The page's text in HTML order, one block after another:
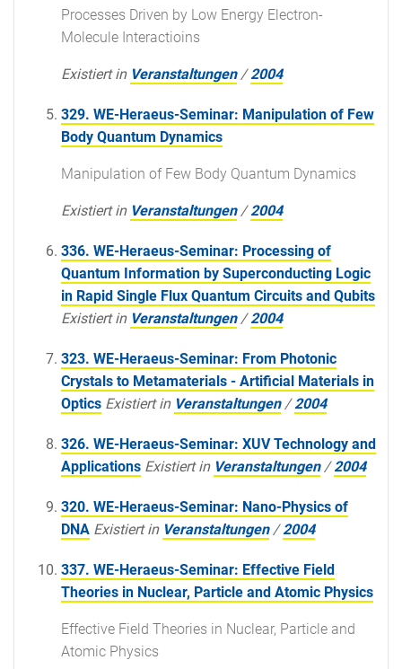
Processes Driven by Low Energy Electron-
Molecule Interactioins
Existiert in Veranstaltungen /2004
329. WE-Heraeus-Seminar: Manipulation of Few
Body Quantum Dynamics
Manipulation of Few Body Quantum Dynamics
Existiert in Veranstaltungen /2004
336. WE-Heraeus-Seminar: Processing of
Quantum Information by Superconducting Logic
in Rapid Single Flux Quantum Circuits and Qubits
Existiert in Veranstaltungen /2004
323. WE-Heraeus-Seminar: From Photonic
Crystals to Metamaterials - Artificial Materials in
Optics Existiert in Veranstaltungen /2004
326. WE-Heraeus-Seminar: XUV Technology and
Applications Existiert in Veranstaltungen /2004
320. WE-Heraeus-Seminar: Nano-Physics of
DNA Existiert in Veranstaltungen /2004
337. WE-Heraeus-Seminar: Effective Field
Theories in Nuclear, Particle and Atomic Physics
Effective Field Theories in Nuclear, Particle and
Atomic Physics